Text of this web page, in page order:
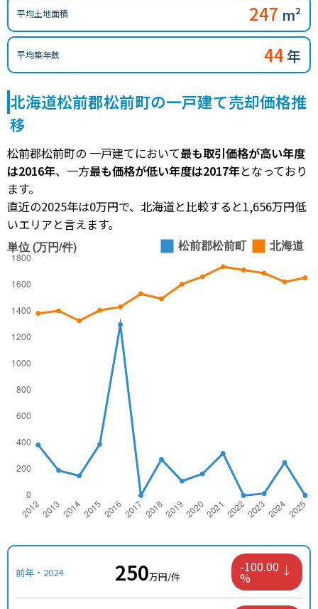
平均土地面積 247 m²
平均築年数 44年
北海道松前郡松前町の一戸建て売却価格推
移
松前郡松前町の 一戸建てにおいて最も取引価格が高い年度
は2016年、一方最も価格が低い年度は2017年となっており
ます。
直近の2025年は0万円で、北海道と比較すると1,656万円低
いエリアと言えます。
前年・2024 250万円/件
-100.00
%